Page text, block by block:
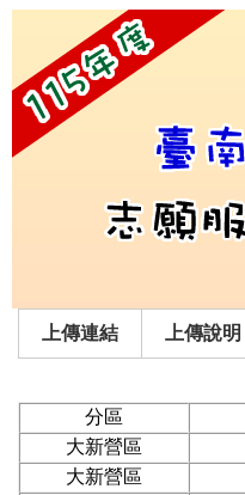
上傳連結 上傳說明
分區
大新營區
大新營區